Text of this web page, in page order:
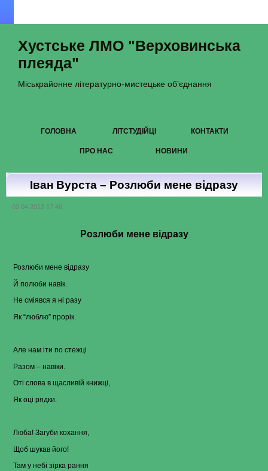
Хустське ЛМО "Верховинська
плеяда"
Міськрайонне літературно-мистецьке об’єднання
ГОЛОВНА ЛІТСТУДІЙЦІ КОНТАКТИ
ПРО НАС НОВИНИ
Іван Вурста – Розлюби мене відразу
02.04.2012 17:46
Розлюби мене відразу
Розлюби мене відразу
Й полюби навік.
Не сміявся я ні разу
Як “люблю” прорік.
Але нам іти по стежці
Разом – навіки.
Оті слова в щасливій книжці,
Як оці рядки.
Люба! Загуби кохання,
Щоб шукав його!
Там у небі зірка рання